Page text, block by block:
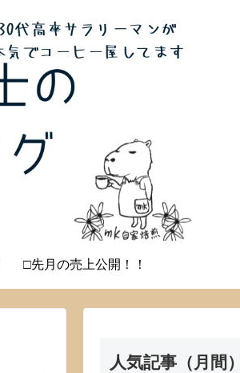
□先月の売上公開！！
人気記事（月間）